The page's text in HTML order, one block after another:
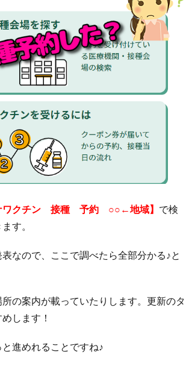
ワクチン 接種 予約 ○○←地域】 で検
す。
なので、ここで調べたら全部分かる♪と
の案内が載っていたりします。更新のタ
します！
進めれることですね♪